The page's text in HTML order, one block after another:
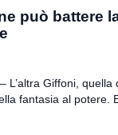
può battere
L’altra Giffoni, quella
fantasia al potere.